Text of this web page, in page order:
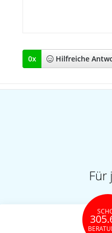
0x Hilfreiche
Für